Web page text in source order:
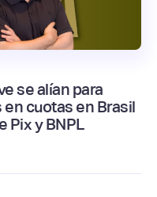
se alían para
cuotas en Brasil
Pix y BNPL